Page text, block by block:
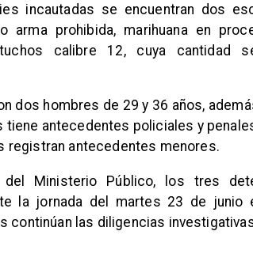
incautadas se encuentran dos
arma prohibida, marihuana en
calibre 12, cuya cantidad
dos hombres de 29 y 36 años,
tiene antecedentes policiales y
registran antecedentes menores.
del Ministerio Público, los tres
la jornada del martes 23 de junio
continúan las diligencias